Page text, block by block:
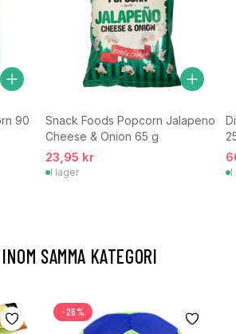
90
Snack Foods Popcorn Jalapeno
Cheese & Onion 65 g
23,95 kr
I lager
I
SAMMA KATEGORI
-26%